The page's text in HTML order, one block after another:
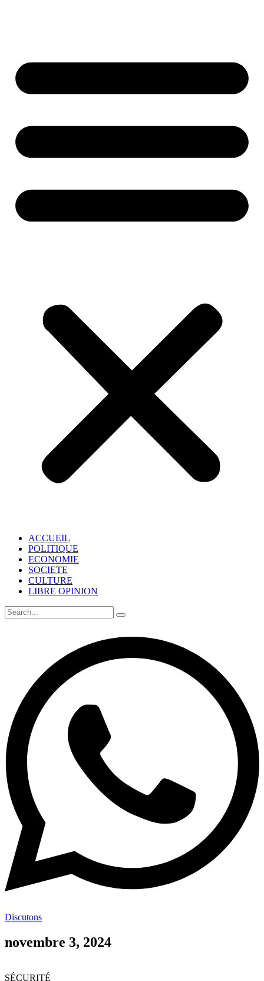
ACCUEIL
POLITIQUE
ECONOMIE
SOCIETE
CULTURE
LIBRE OPINION
Discutons
novembre 3, 2024
SÉCURITÉ